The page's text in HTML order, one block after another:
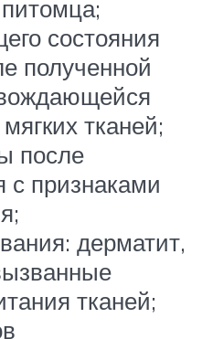
состояния
полученной
тканей;
после
с признаками
дерматит,
тканей;